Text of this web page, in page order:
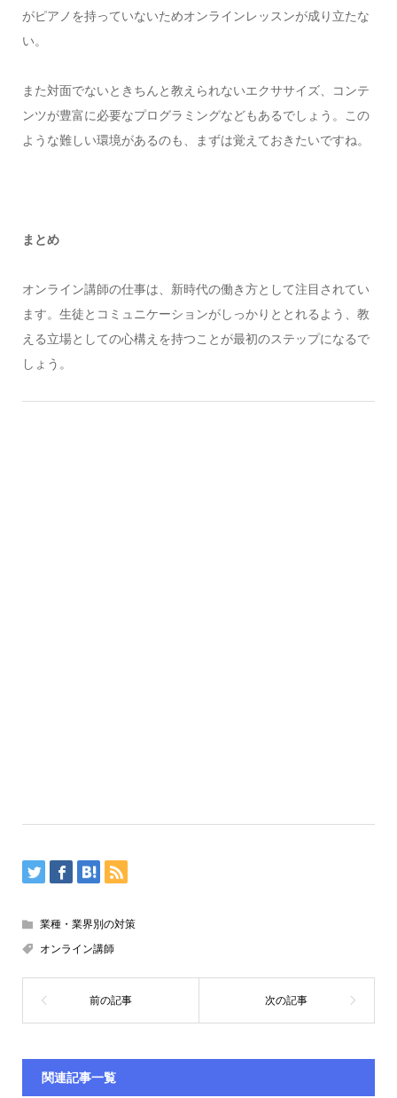
がピアノを持っていないためオンラインレッスンが成り立たな
い。
また対面でないときちんと教えられないエクササイズ、コンテ
ンツが豊富に必要なプログラミングなどもあるでしょう。この
ような難しい環境があるのも、まずは覚えておきたいですね。
まとめ
オンライン講師の仕事は、新時代の働き方として注目されてい
ます。生徒とコミュニケーションがしっかりととれるよう、教
える立場としての心構えを持つことが最初のステップになるで
しょう。
業種・業界別の対策
オンライン講師
関連記事一覧